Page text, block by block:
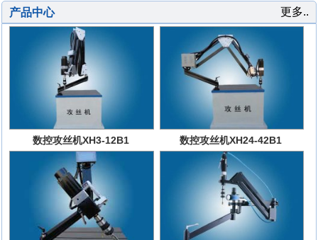
更多..
产品中心
数控攻丝机XH3-12B1 数控攻丝机XH24-42B1